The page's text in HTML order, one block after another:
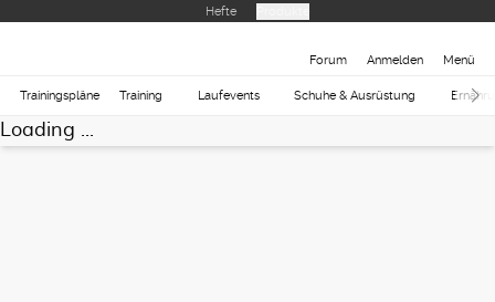
Hefte
Forum Anmelden Menü
Trainingspläne Training Laufevents Schuhe & Ausrüstung
Loading ...